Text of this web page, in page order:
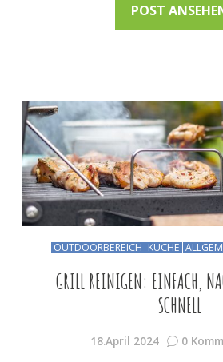
POST
OUTDOORBEREICH KÜCHE
GRILL REINIGEN: EINFACH,
SCHNELL
18.April 2024 0